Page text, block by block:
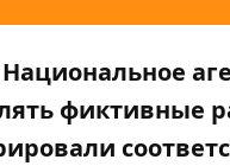
фиктивные